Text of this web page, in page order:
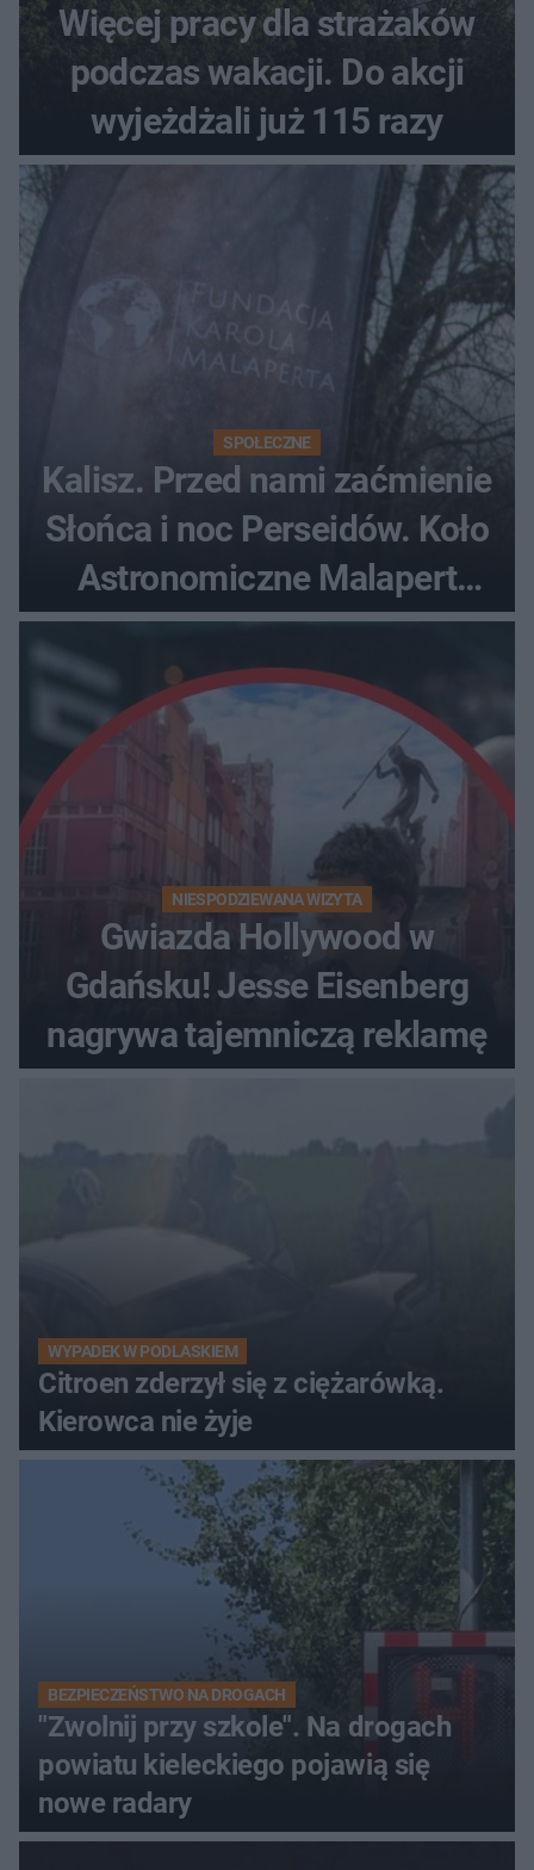
Więcej pracy dla strażaków
podczas wakacji. Do akcji
wyjeżdżali już 115 razy
SPOŁECZNE
Kalisz. Przed nami zaćmienie
Słońca i noc Perseidów. Koło
Astronomiczne Malapert
zaprasza na wspólne
obserwacje
NIESPODZIEWANA WIZYTA
Gwiazda Hollywood w
Gdańsku! Jesse Eisenberg
nagrywa tajemniczą reklamę
WYPADEK W PODLASKIEM
Citroen zderzył się z ciężarówką.
Kierowca nie żyje
BEZPIECZEŃSTWO NA DROGACH
"Zwolnij przy szkole". Na drogach
powiatu kieleckiego pojawią się
nowe radary